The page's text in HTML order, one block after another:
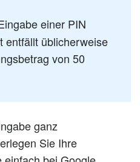
einer PIN
entfällt üblicherweise
von 50
ganz
Sie Ihre